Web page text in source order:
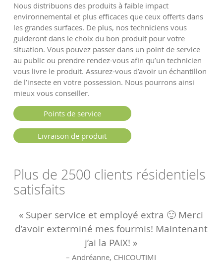
Nous distribuons des produits à faible impact
environnemental et plus efficaces que ceux offerts dans
les grandes surfaces. De plus, nos techniciens vous
guideront dans le choix du bon produit pour votre
situation. Vous pouvez passer dans un point de service
au public ou prendre rendez-vous afin qu’un technicien
vous livre le produit. Assurez-vous d’avoir un échantillon
de l’insecte en votre possession. Nous pourrons ainsi
mieux vous conseiller.
Points de service
Livraison de produit
Plus de 2500 clients résidentiels
satisfaits
« Super service et employé extra 🙂 Merci
d’avoir exterminé mes fourmis! Maintenant
j’ai la PAIX! »
– Andréanne, CHICOUTIMI